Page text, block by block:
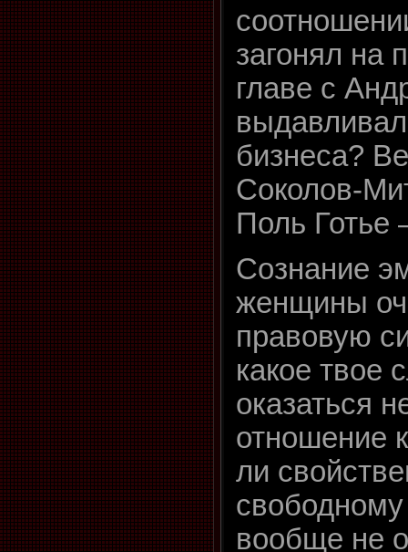
загонял на
главе с
бизнеса?
Соколов-
Поль Готье
Сознание
женщины
правовую
какое твое
оказаться
отношение
ли
вообще не